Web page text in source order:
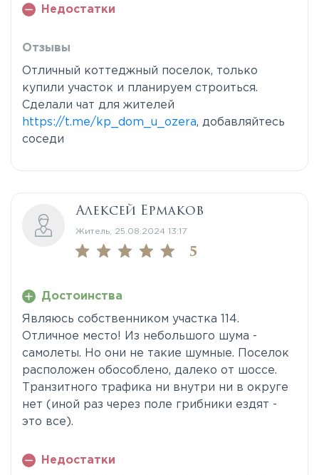
Недостатки
Отзывы
Отличный коттеджный поселок, только
купили участок и планируем строиться.
Сделали чат для жителей
https://t.me/kp_dom_u_ozera, добавляйтесь
соседи
Алексей Ермаков
Житель, 25.08.2024 13:17
5
Достоинства
Являюсь собственником участка 114.
Отличное место! Из небольшого шума -
самолеты. Но они не такие шумные. Поселок
расположен обособлено, далеко от шоссе.
Транзитного трафика ни внутри ни в округе
нет (иной раз через поле грибники ездят -
это все).
Недостатки